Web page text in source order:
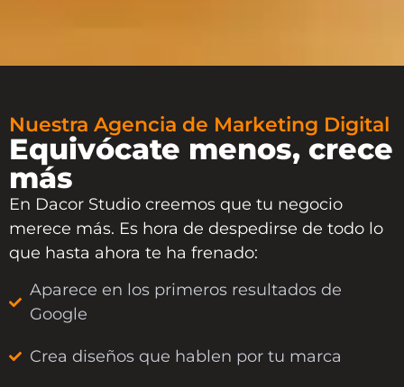
Nuestra Agencia de Marketing Digital
Equivócate menos, crece
más
En Dacor Studio creemos que tu negocio
merece más. Es hora de despedirse de todo lo
que hasta ahora te ha frenado:
Aparece en los primeros resultados de
Google
Crea diseños que hablen por tu marca